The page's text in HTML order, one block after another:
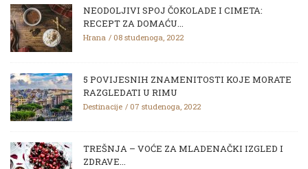
NEODOLJIVI SPOJ ČOKOLADE I CIMETA:
RECEPT ZA DOMAĆU...
Hrana 08 studenoga, 2022
5 POVIJESNIH ZNAMENITOSTI KOJE MORATE
RAZGLEDATI U RIMU
Destinacije 07 studenoga, 2022
TREŠNJA – VOĆE ZA MLADENAČKI IZGLED I
ZDRAVE...